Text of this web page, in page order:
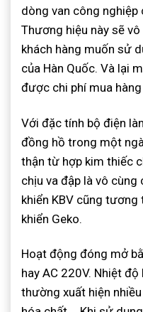
dòng van công nghiệp
Thương hiệu này sẽ
khách hàng muốn sử
của Hàn Quốc. Và lại
được chi phí mua
Với đặc tính bộ điện
đồng hồ trong một
thận từ hợp kim thiếc
chịu va đập là vô
khiển KBV cũng
khiển Geko.
Hoạt động đóng mở
hay AC 220V. Nhiệt
thường xuất hiện